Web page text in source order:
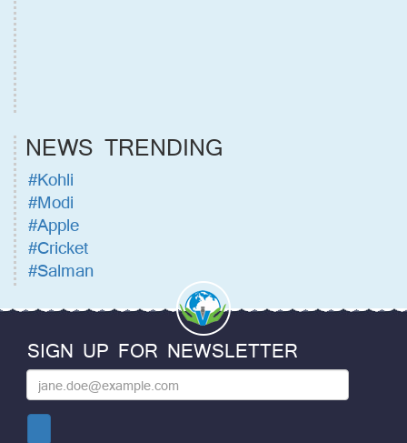
NEWS TRENDING
#Kohli
#Modi
#Apple
#Cricket
#Salman
SIGN UP FOR NEWSLETTER